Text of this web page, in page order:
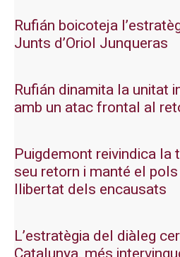
Rufián boicoteja
Junts d’Oriol Junqueras
Rufián dinamita la unitat
amb un atac frontal al
Puigdemont reivindica la
seu retorn i manté el
llibertat dels encausats
L’estratègia del diàleg